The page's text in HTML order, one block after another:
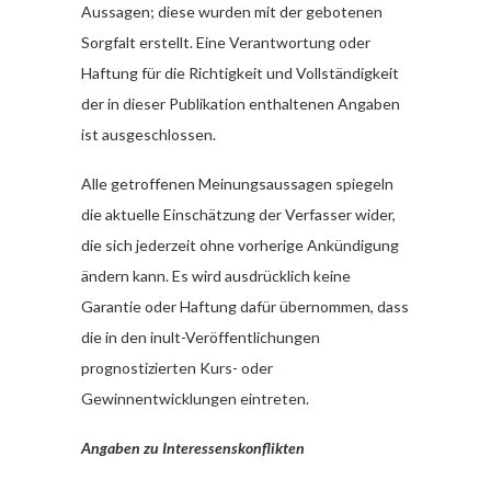
Aussagen; diese wurden mit der gebotenen
Sorgfalt erstellt. Eine Verantwortung oder
Haftung für die Richtigkeit und Vollständigkeit
der in dieser Publikation enthaltenen Angaben
ist ausgeschlossen.
Alle getroffenen Meinungsaussagen spiegeln
die aktuelle Einschätzung der Verfasser wider,
die sich jederzeit ohne vorherige Ankündigung
ändern kann. Es wird ausdrücklich keine
Garantie oder Haftung dafür übernommen, dass
die in den inult-Veröffentlichungen
prognostizierten Kurs- oder
Gewinnentwicklungen eintreten.
Angaben zu Interessenskonflikten